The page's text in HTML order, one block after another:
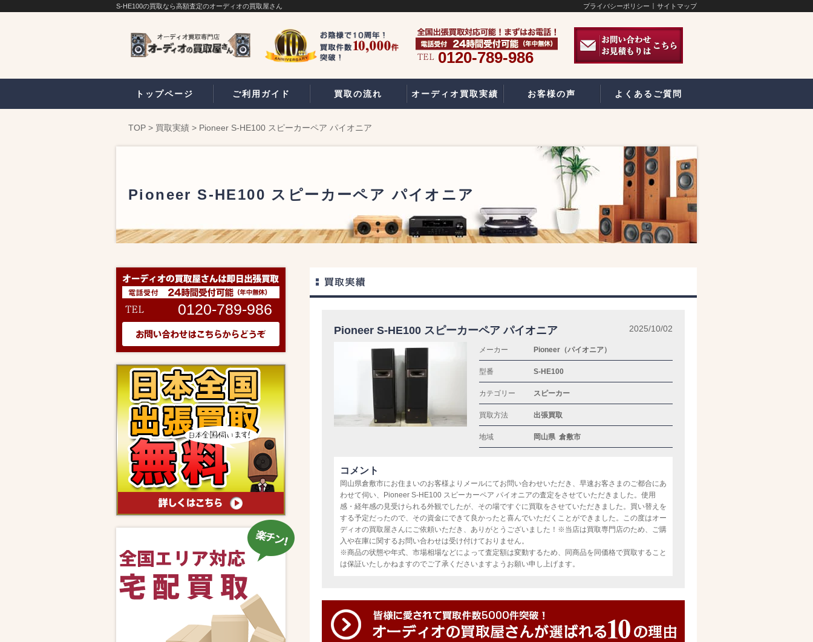
S-HE100の買取なら高額査定のオーディオの買取屋さん プライバシーポリシー サイトマップ
0120-789-986
トップページ ご利用ガイド 買取の流れ オーディオ買取実績 お客様の声 よくあるご質問
TOP > 買取実績 > Pioneer S-HE100 スピーカーペア パイオニア
Pioneer S-HE100 スピーカーペア パイオニア
Pioneer S-HE100 スピーカーペア パイオニア 2025/10/02
メーカー Pioneer（パイオニア）
型番 S-HE100
カテゴリー スピーカー
買取方法 出張買取
地域 岡山県 倉敷市
コメント
岡山県倉敷市にお住まいのお客様よりメールにてお問い合わせいただき、早速お客さまのご都合にあ
わせて伺い、Pioneer S-HE100 スピーカーペア パイオニアの査定をさせていただきました。使用
感・経年感の見受けられる外観でしたが、その場ですぐに買取をさせていただきました。買い替えを
する予定だったので、その資金にできて良かったと喜んでいただくことができました。この度はオー
ディオの買取屋さんにご依頼いただき、ありがとうございました！※当店は買取専門店のため、ご購
入や在庫に関するお問い合わせは受け付けておりません。
※商品の状態や年式、市場相場などによって査定額は変動するため、同商品を同価格で買取すること
は保証いたしかねますのでご了承くださいますようお願い申し上げます。
0120-789-986